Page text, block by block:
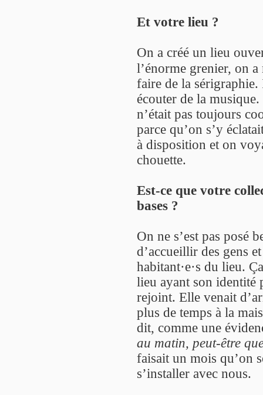
Et votre lieu ?
On a créé un lieu
l’énorme grenier, on
faire de la
écouter de la
n’était pas toujours
parce qu’on s’y
à disposition et on
chouette.
Est-ce que votre
bases ?
On ne s’est pas posé
d’accueillir des gens
habitant·e·s du lieu.
lieu ayant son identité
rejoint. Elle venait
plus de temps à la
dit, comme une
au matin, peut-être
faisait un mois qu’on
s’installer avec nous.